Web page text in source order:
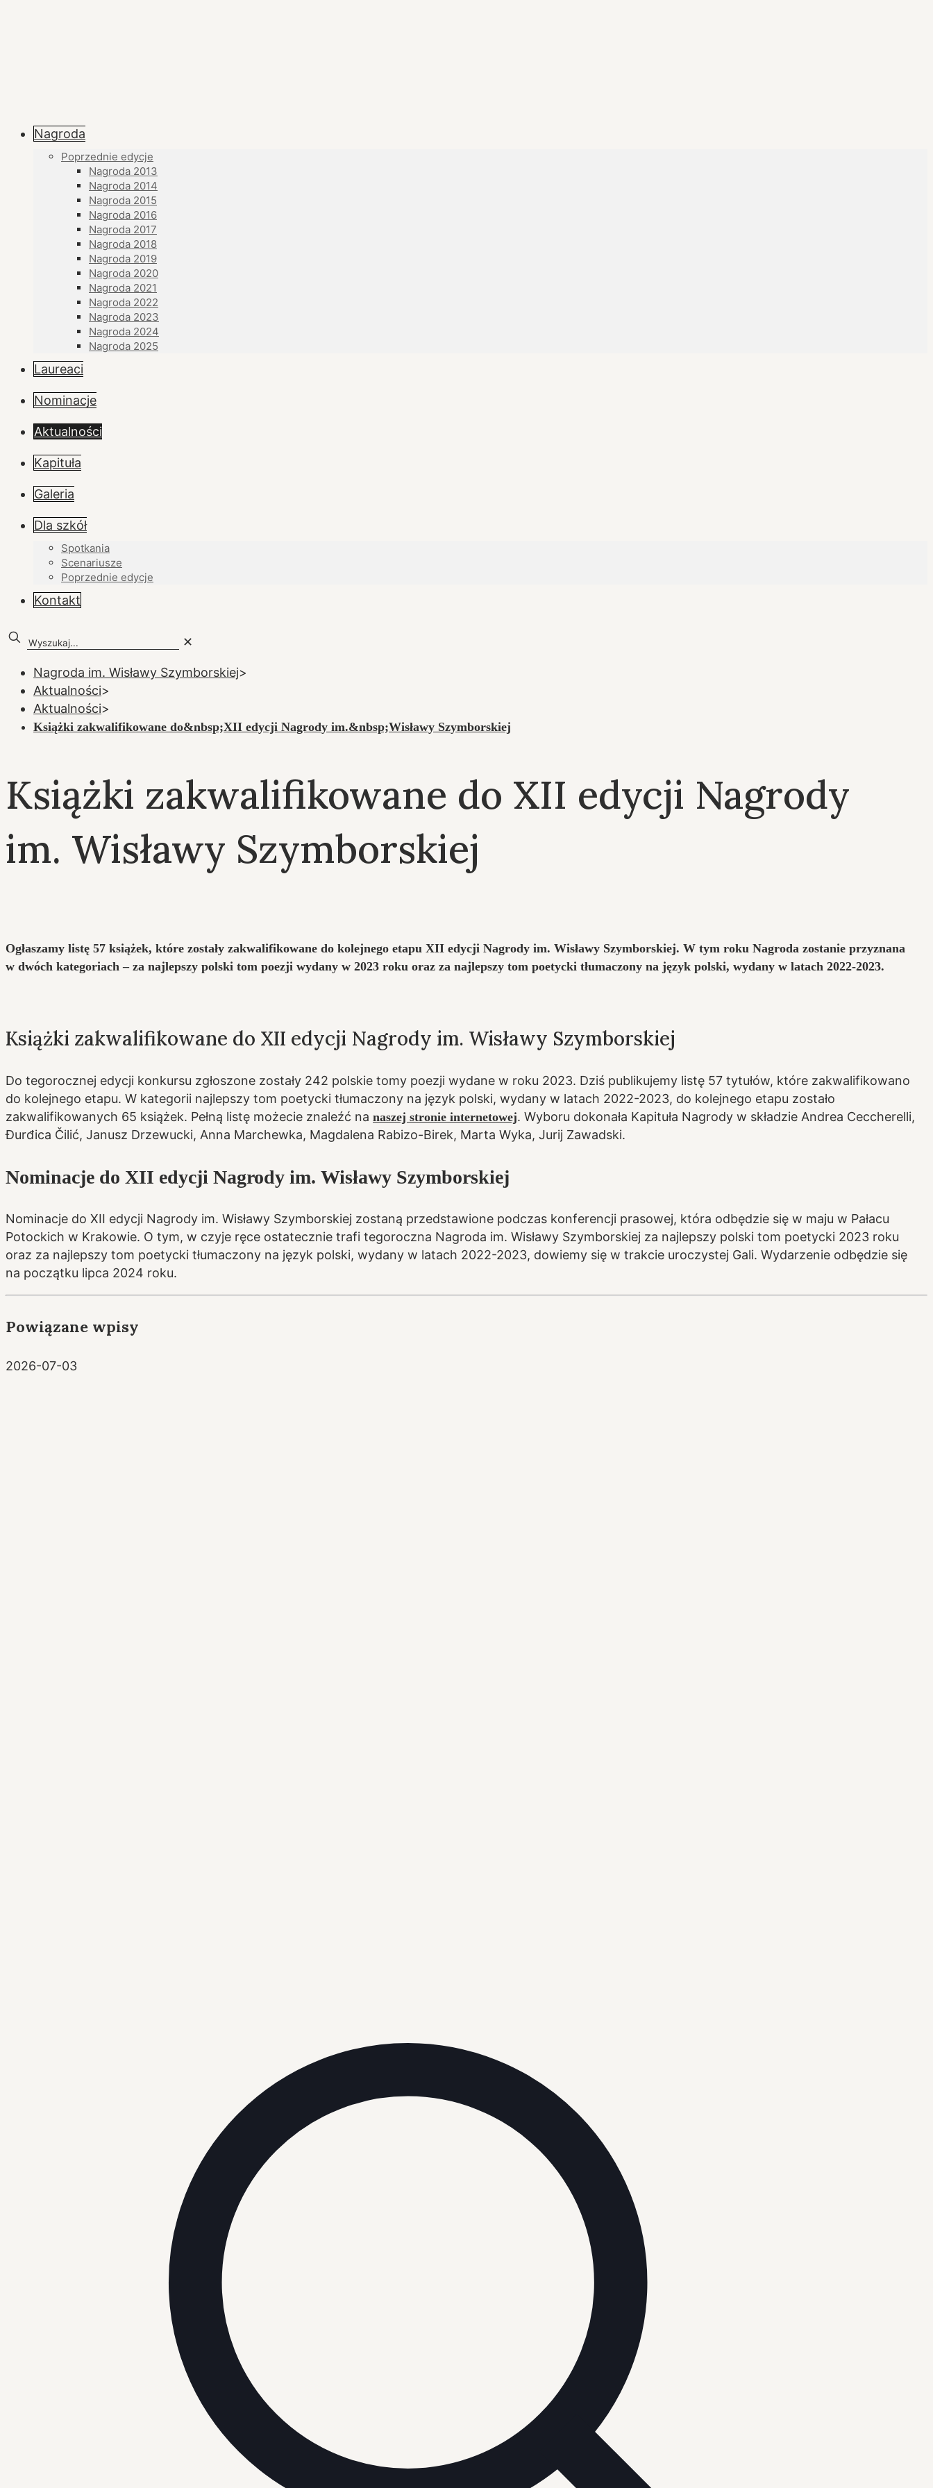
Nagroda
Poprzednie edycje
Nagroda 2013
Nagroda 2014
Nagroda 2015
Nagroda 2016
Nagroda 2017
Nagroda 2018
Nagroda 2019
Nagroda 2020
Nagroda 2021
Nagroda 2022
Nagroda 2023
Nagroda 2024
Nagroda 2025
Laureaci
Nominacje
Aktualności
Kapituła
Galeria
Dla szkół
Spotkania
Scenariusze
Poprzednie edycje
Kontakt
✕
Nagroda im. Wisławy Szymborskiej>
Aktualności>
Aktualności>
Książki zakwalifikowane do&nbsp;XII edycji Nagrody im.&nbsp;Wisławy Szymborskiej
Książki zakwalifikowane do XII edycji Nagrody
im. Wisławy Szymborskiej
Ogłaszamy listę 57 książek, które zostały zakwalifikowane do kolejnego etapu XII edycji Nagrody im. Wisławy Szymborskiej. W tym roku Nagroda zostanie przyznana
w dwóch kategoriach – za najlepszy polski tom poezji wydany w 2023 roku oraz za najlepszy tom poetycki tłumaczony na język polski, wydany w latach 2022-2023.
Książki zakwalifikowane do XII edycji Nagrody im. Wisławy Szymborskiej
Do tegorocznej edycji konkursu zgłoszone zostały 242 polskie tomy poezji wydane w roku 2023. Dziś publikujemy listę 57 tytułów, które zakwalifikowano
do kolejnego etapu. W kategorii najlepszy tom poetycki tłumaczony na język polski, wydany w latach 2022-2023, do kolejnego etapu zostało
zakwalifikowanych 65 książek. Pełną listę możecie znaleźć na naszej stronie internetowej. Wyboru dokonała Kapituła Nagrody w składzie Andrea Ceccherelli,
Đurđica Čilić, Janusz Drzewucki, Anna Marchewka, Magdalena Rabizo-Birek, Marta Wyka, Jurij Zawadski.
Nominacje do XII edycji Nagrody im. Wisławy Szymborskiej
Nominacje do XII edycji Nagrody im. Wisławy Szymborskiej zostaną przedstawione podczas konferencji prasowej, która odbędzie się w maju w Pałacu
Potockich w Krakowie. O tym, w czyje ręce ostatecznie trafi tegoroczna Nagroda im. Wisławy Szymborskiej za najlepszy polski tom poetycki 2023 roku
oraz za najlepszy tom poetycki tłumaczony na język polski, wydany w latach 2022-2023, dowiemy się w trakcie uroczystej Gali. Wydarzenie odbędzie się
na początku lipca 2024 roku.
Powiązane wpisy
2026-07-03